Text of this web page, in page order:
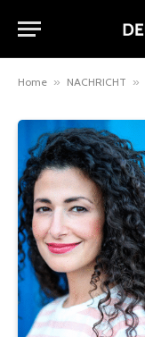
Home » NACHRICHT »